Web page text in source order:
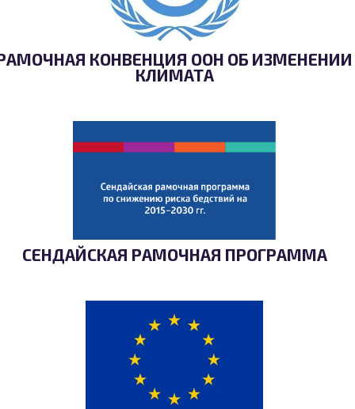
КОНВЕНЦИЯ ООН ОБ ИЗМЕНЕНИИ
КЛИМАТА
СЕНДАЙСКАЯ РАМОЧНАЯ ПРОГРАММА